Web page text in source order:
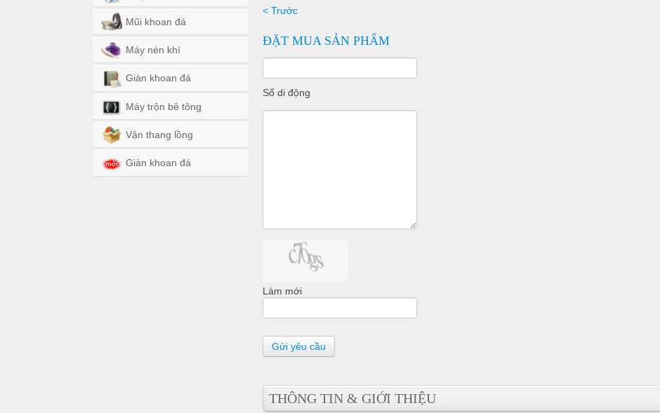
< Trước
ĐẶT MUA SẢN PHẨM
Số di động
Làm mới
Gửi yêu cầu
THÔNG TIN & GIỚI THIỆU
Mũi khoan đá
Máy nén khí
Giàn khoan đá
Máy trộn bê tông
Vận thang lồng
Giàn khoan đá